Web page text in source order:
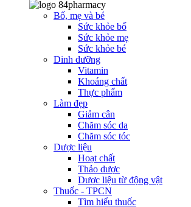
Bố, mẹ và bé
Sức khỏe bố
Sức khỏe mẹ
Sức khỏe bé
Dinh dưỡng
Vitamin
Khoáng chất
Thực phẩm
Làm đẹp
Giảm cân
Chăm sóc da
Chăm sóc tóc
Dược liệu
Hoạt chất
Thảo dược
Dược liệu từ động vật
Thuốc - TPCN
Tìm hiểu thuốc